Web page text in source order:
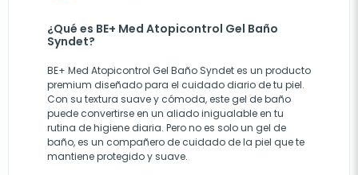
¿Qué es BE+ Med Atopicontrol Gel Baño
Syndet?
BE+ Med Atopicontrol Gel Baño Syndet es un producto
premium diseñado para el cuidado diario de tu piel.
Con su textura suave y cómoda, este gel de baño
puede convertirse en un aliado inigualable en tu
rutina de higiene diaria. Pero no es solo un gel de
baño, es un compañero de cuidado de la piel que te
mantiene protegido y suave.